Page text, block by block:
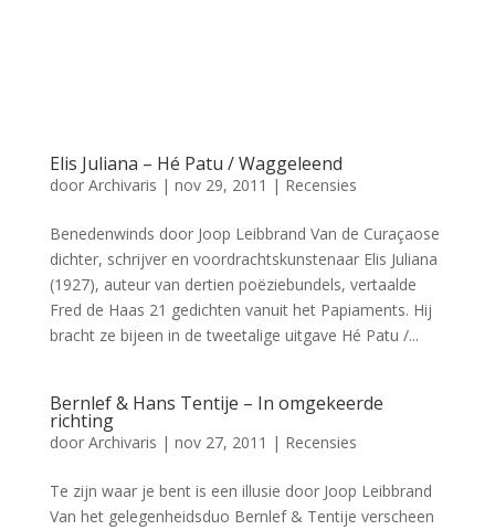
Elis Juliana – Hé Patu / Waggeleend
door Archivaris | nov 29, 2011 | Recensies
Benedenwinds door Joop Leibbrand Van de Curaçaose
dichter, schrijver en voordrachtskunstenaar Elis Juliana
(1927), auteur van dertien poëziebundels, vertaalde
Fred de Haas 21 gedichten vanuit het Papiaments. Hij
bracht ze bijeen in de tweetalige uitgave Hé Patu /...
Bernlef & Hans Tentije – In omgekeerde
richting
door Archivaris | nov 27, 2011 | Recensies
Te zijn waar je bent is een illusie door Joop Leibbrand
Van het gelegenheidsduo Bernlef & Tentije verscheen